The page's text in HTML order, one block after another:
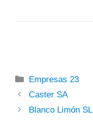
Categorías
Empresas 23
Caster SA
Blanco Limón SL